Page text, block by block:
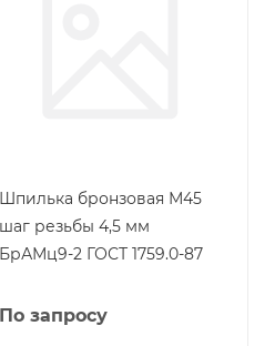
Шпилька бронзовая М45
шаг резьбы 4,5 мм
БрАМц9-2 ГОСТ 1759.0-87
По запросу